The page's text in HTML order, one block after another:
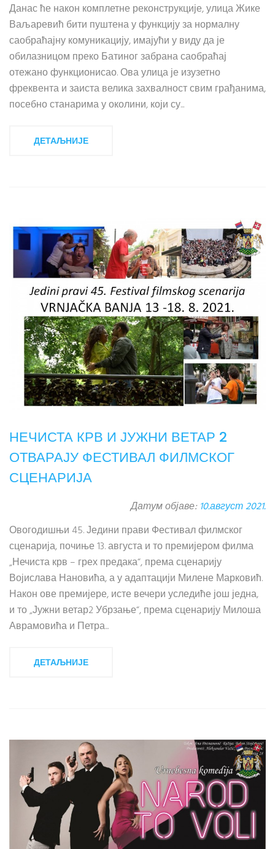
Данас ће након комплетне реконструкције, улица Жике
Ваљаревић бити пуштена у функцију за нормалну
саобраћајну комуникацију, имајући у виду да је
обилазницом преко Батиног забрана саобраћај
отежано функционисао. Ова улица је изузетно
фреквента и заиста велика захвалност свим грађанима,
посебно станарима у околини, који су...
ДЕТАЉНИЈЕ
НЕЧИСТА КРВ И ЈУЖНИ ВЕТАР 2
ОТВАРАЈУ ФЕСТИВАЛ ФИЛМСКОГ
СЦЕНАРИЈА
Датум објаве:10.август 2021.
Овогодишњи 45. Једини прави Фестивал филмског
сценарија, почиње 13. августа и то премијером филма
„Нечиста крв – грех предака“, према сценарију
Војислава Нановића, а у адаптацији Милене Марковић.
Након ове премијере, исте вечери уследиће још једна,
и то „Јужни ветар2 Убрзање“, према сценарију Милоша
Аврамовића и Петра...
ДЕТАЉНИЈЕ